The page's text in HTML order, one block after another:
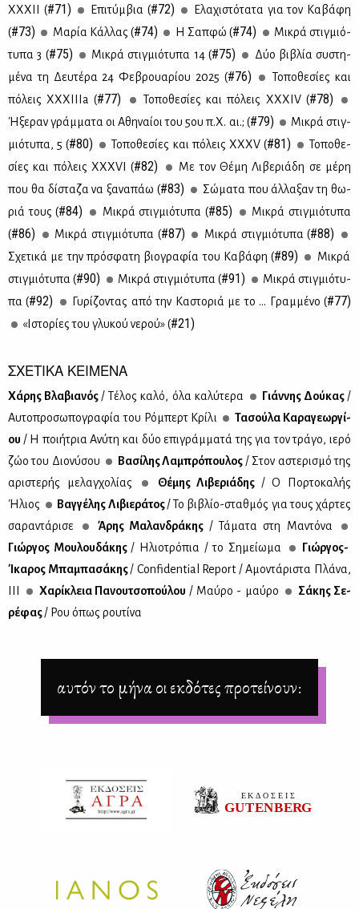
ΧΧ­ΧΙΙ (#71) Επι­τύμ­βια (#72)
Ελα­χι­στό­τα­τα για τoν Κα­βά­φη
(#73) Μα­ρία Κάλ­λας (#74) Η Σαπ­φώ (#74)
Μι­κρά στιγ­μιό­
τυ­πα 3 (#75) Μι­κρά στιγ­μιό­τυ­πα 14 (#75)
Δύο βι­βλία συ­στη­
μέ­να τη Δευ­τέ­ρα 24 Φε­βρουα­ρί­ου 2025 (#76)
Το­πο­θε­σί­ες και
πό­λεις ΧΧ­ΧΙ­Ι­Ιa (#77) Το­πο­θε­σί­ες και πό­λεις ΧΧ­ΧΙV (#78)
Ήξε­ραν γράμ­μα­τα οι Αθη­ναί­οι του 5ου π.Χ. αι.; (#79)
Μι­κρά στιγ­
μιό­τυ­πα, 5 (#80) Το­πο­θε­σί­ες και πό­λεις ΧΧ­ΧV (#81)
Το­πο­θε­
σί­ες και πό­λεις ΧΧ­ΧVI (#82)
Με τον Θέ­μη Λι­βε­ριά­δη σε μέ­ρη
που θα δί­στα­ζα να ξα­να­πάω (#83)
Σώ­μα­τα που άλ­λα­ξαν τη θω­
ριά τους (#84) Μι­κρά στιγ­μιό­τυ­πα (#85)
Μι­κρά στιγ­μιό­τυ­πα
(#86) Μι­κρά στιγ­μιό­τυ­πα (#87) Μι­κρά στιγ­μιό­τυ­πα (#88)
Σχε­τι­κά με την πρό­σφα­τη βιο­γρα­φία του Κα­βά­φη (#89)
Μι­κρά
στιγ­μιό­τυ­πα (#90) Μι­κρά στιγ­μιό­τυ­πα (#91)
Μι­κρά στιγ­μιό­τυ­
πα (#92) Γυ­ρί­ζο­ντας από την Κα­στο­ριά με το … Γραμ­μέ­νο (#77)
«Ιστο­ρί­ες του γλυ­κού νε­ρού» (#21)
ΣΧΕΤΙΚΑ ΚΕΙΜΕΝΑ
Χά­ρης Βλα­βια­νός / Τέ­λος κα­λό, όλα κα­λύ­τε­ρα Γιάν­νης Δού­κας /
Αυ­το­προ­σω­πο­γρα­φία του Ρό­μπερτ Κρί­λι
Τα­σού­λα Κα­ρα­γε­ωρ­γί­
ου / Η ποι­ή­τρια Ανύ­τη και δύο επι­γράμ­μα­τά της για τον τρά­γο, ιε­ρό
ζώο του Διο­νύ­σου
Βα­σί­λης Λα­μπρό­που­λος / Στον αστε­ρι­σμό της
αρι­στε­ρής με­λαγ­χο­λί­ας
Θέ­μης Λι­βε­ριά­δης / Ο Πορ­το­κα­λής
Ήλιος
Βαγ­γέ­λης Λι­βιε­ρά­τος/ Το βι­βλίο-σταθ­μός για τους χάρ­τες
σα­ρα­ντά­ρι­σε
Άρης Μα­λαν­δρά­κης / Τά­μα­τα στη Μα­ντό­να
Γιώρ­γος Μου­λου­δά­κης / Ηλιο­τρό­πια / το Ση­μεί­ω­μα
Γιώρ­γος-
Ίκα­ρος Μπα­μπα­σά­κης/ Confidential Report / Αμο­ντά­ρι­στα Πλά­να,
Χα­ρί­κλεια Πα­νου­τσο­πού­λου / Μαύ­ρο - μαύ­ρο
Σά­κης Σε­
ρέ­φας/ Ρου όπως ρου­τί­να
αυτόν το μήνα οι εκδότες προτείνουν: